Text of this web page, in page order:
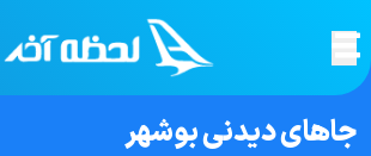
جاهای دیدنی بوشهر